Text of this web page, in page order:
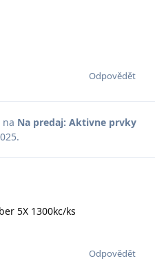
Odpovědět
na Na predaj: Aktivne prvky
.
5X 1300kc/ks
Odpovědět